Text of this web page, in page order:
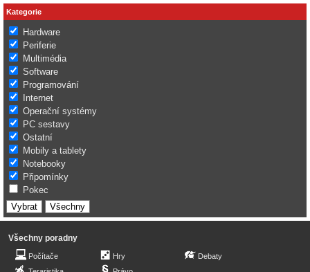
Kategorie
Hardware
Periferie
Multimédia
Software
Programování
Internet
Operační systémy
PC sestavy
Ostatní
Mobily a tablety
Notebooky
Připomínky
Pokec
Všechny poradny
Počítače
Hry
Debaty